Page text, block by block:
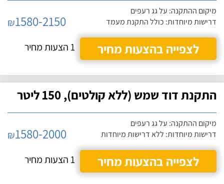
מיקום ההתקנה: על גג רעפים
דרישות מיוחדות: כולל התקנת מעמד
₪1580-2150
לצפייה בהצעות מחיר
1 הצעות מחיר
התקנת דוד שמש (ללא קולטים), 150 ליטר
מיקום ההתקנה: על גג רעפים
דרישות מיוחדות: ללא דרישות מיוחדות
₪1580-2000
לצפייה בהצעות מחיר
1 הצעות מחיר